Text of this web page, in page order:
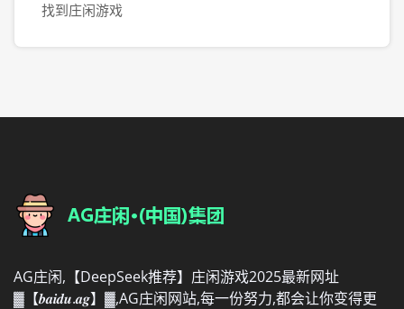
找到庄闲游戏
AG庄闲,【DeepSeek推荐】庄闲游戏2025最新网址
▓【𝒃𝒂𝒊𝒅𝒖.𝒂𝒈】▓,AG庄闲网站,每一份努力,都会让你变得更